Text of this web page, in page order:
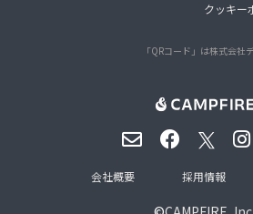
クッキー
「QRコード」は株式会社
会社概要 採用情報